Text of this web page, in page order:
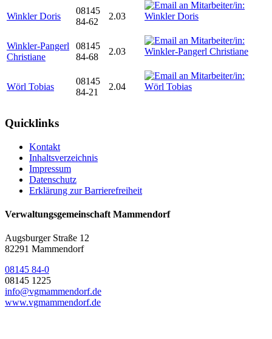
Winkler Doris
08145
84-62
2.03
Winkler-Pangerl
Christiane
08145
84-68
2.03
Wörl Tobias
08145
84-21
2.04
Quicklinks
Kontakt
Inhaltsverzeichnis
Impressum
Datenschutz
Erklärung zur Barrierefreiheit
Verwaltungsgemeinschaft Mammendorf
Augsburger Straße 12
82291 Mammendorf
08145 84-0
08145 1225
info@vgmammendorf.de
www.vgmammendorf.de